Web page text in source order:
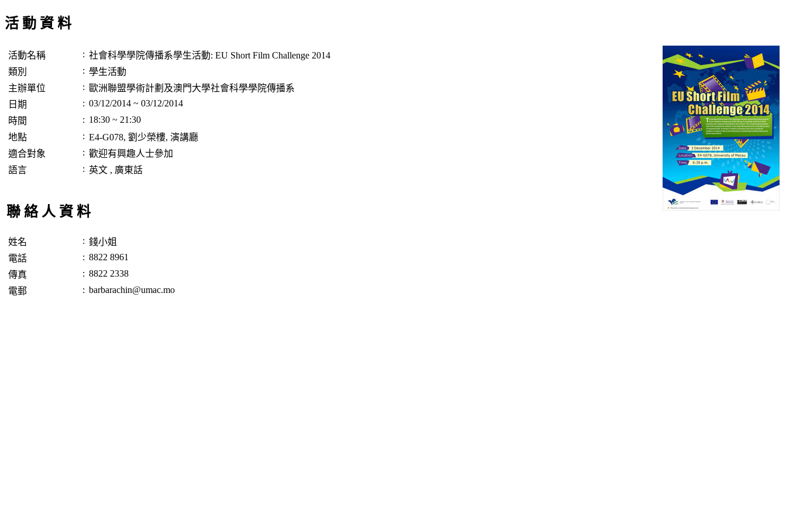
活 動 資 料
活動名稱 : 社會科學學院傳播系學生活動: EU Short Film Challenge 2014
類別
: 學生活動
主辦單位
: 歐洲聯盟學術計劃及澳門大學社會科學學院傳播系
日期
: 03/12/2014 ~ 03/12/2014
時間
: 18:30 ~ 21:30
地點
: E4-G078, 劉少榮樓, 演講廳
適合對象
: 歡迎有興趣人士參加
語言
: 英文 , 廣東話
聯 絡 人 資 料
姓名 : 錢小姐
電話
: 8822 8961
傳真
: 8822 2338
電郵
: barbarachin@umac.mo